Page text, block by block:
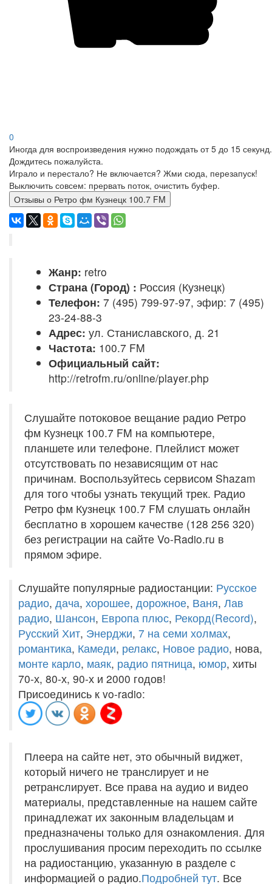
0
Иногда для воспроизведения нужно подождать от 5 до 15 секунд.
Дождитесь пожалуйста.
Играло и перестало? Не включается? Жми сюда, перезапуск!
Выключить совсем: прервать поток, очистить буфер.
Отзывы о Ретро фм Кузнецк 100.7 FM
Жанр: retro
Страна (Город) : Россия (Кузнецк)
Телефон: 7 (495) 799-97-97, эфир: 7 (495)
23-24-88-3
Адрес: ул. Станиславского, д. 21
Частота: 100.7 FM
Официальный сайт:
http://retrofm.ru/online/player.php
Слушайте потоковое вещание радио Ретро
фм Кузнецк 100.7 FM на компьютере,
планшете или телефоне. Плейлист может
отсутствовать по независящим от нас
причинам. Воспользуйтесь сервисом Shazam
для того чтобы узнать текущий трек. Радио
Ретро фм Кузнецк 100.7 FM слушать онлайн
бесплатно в хорошем качестве (128 256 320)
без регистрации на сайте Vo-Radio.ru в
прямом эфире.
Слушайте популярные радиостанции: Русское
радио, дача, хорошее, дорожное, Ваня, Лав
радио, Шансон, Европа плюс, Рекорд(Record),
Русский Хит, Энерджи, 7 на семи холмах,
романтика, Камеди, релакс, Новое радио, нова,
монте карло, маяк, радио пятница, юмор, хиты
70-х, 80-х, 90-х и 2000 годов!
Присоединись к vo-radio:
Плеера на сайте нет, это обычный виджет,
который ничего не транслирует и не
ретранслирует. Все права на аудио и видео
материалы, представленные на нашем сайте
принадлежат их законным владельцам и
предназначены только для ознакомления. Для
прослушивания просим переходить по ссылке
на радиостанцию, указанную в разделе с
информацией о радио.Подробней тут. Все